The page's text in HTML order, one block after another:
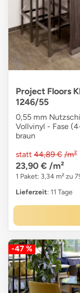
Project Floors
1246/55
0,55 mm
Vollvinyl - Fase
braun
statt 44,89 € /m²
23,90 € /m²
1 Paket: 3,34 m² zu
Lieferzeit: 11 Tage
-47 %